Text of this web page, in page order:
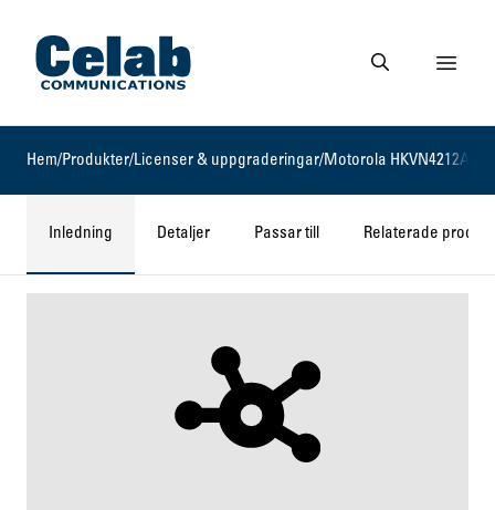
Gå till startsidan
Gå till söksidan
Visa
Hem/Produkter/Licenser & uppgraderingar/ Motorola HKVN4212A
Inledning Detaljer Passar till Relaterade